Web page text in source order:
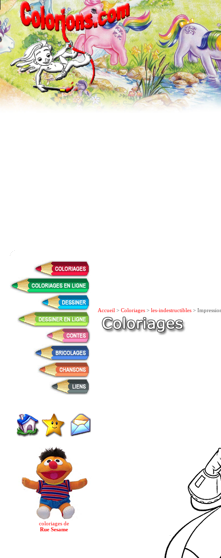
coloriages de
Rue Sesame
Accueil > Coloriages > les-indestructibles >